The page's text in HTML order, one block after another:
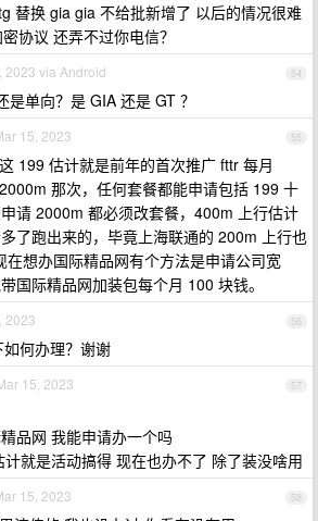
替换 gia gia 不给批新增了 以后的情况很难
协议 还弄不过你电信？
54
2023 via Android
是单向？是 GIA 还是 GT ？
55
15, 2023
199 估计就是前年的首次推广 fttr 每月
那次，任何套餐都能申请包括 199 十
请 2000m 都必须改套餐，400m 上行估计
了跑出来的，毕竟上海联通的 200m 上行也
在想办国际精品网有个方法是申请公司宽
国际精品网加装包每个月 100 块钱。
56
2023
何办理？谢谢
57
15, 2023
品网 我能申请办一个吗
就是活动搞得 现在也办不了 除了装没啥用
58
15, 2023